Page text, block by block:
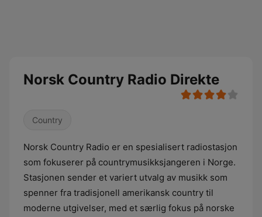
Norsk Country Radio Direkte
Country
Norsk Country Radio er en spesialisert radiostasjon
som fokuserer på countrymusikksjangeren i Norge.
Stasjonen sender et variert utvalg av musikk som
spenner fra tradisjonell amerikansk country til
moderne utgivelser, med et særlig fokus på norske